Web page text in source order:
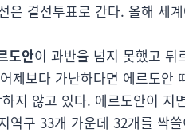
결선투표로 간다. 올해 세
도안이 과반을 넘지 못했고 튀
제보다 가난하다면 에르도안
지 않고 있다. 에르도안이 지
역구 33개 가운데 32개를 싹